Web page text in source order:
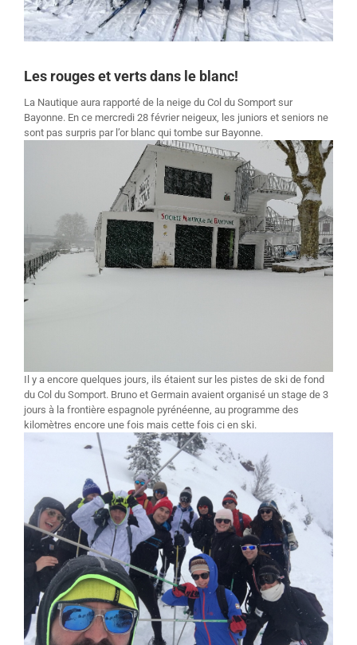
Les rouges et verts dans le blanc!
La Nautique aura rapporté de la neige du Col du Somport sur
Bayonne. En ce mercredi 28 février neigeux, les juniors et seniors ne
sont pas surpris par l’or blanc qui tombe sur Bayonne.
Il y a encore quelques jours, ils étaient sur les pistes de ski de fond
du Col du Somport. Bruno et Germain avaient organisé un stage de 3
jours à la frontière espagnole pyrénéenne, au programme des
kilomètres encore une fois mais cette fois ci en ski.